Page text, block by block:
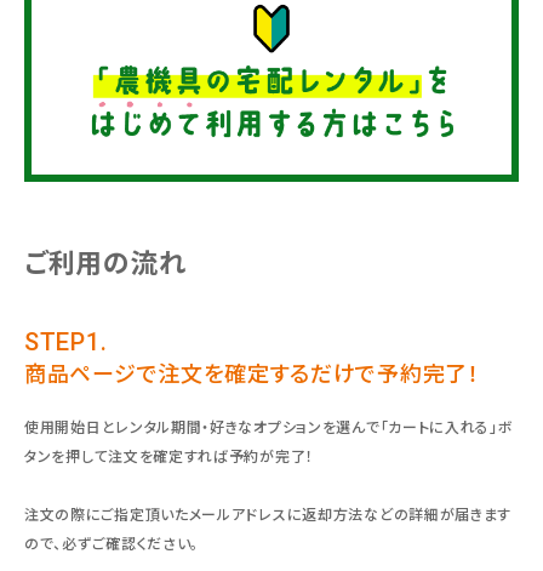
メールでのお問い合わせ
info@agriz.net
FAXでのご注文
ご利用の流れ
STEP1.
商品ページで注文を確定するだけで予約完了！
使用開始日とレンタル期間・好きなオプションを選んで「カートに入れる」ボ
タンを押して注文を確定すれば予約が完了！
注文の際にご指定頂いたメールアドレスに返却方法などの詳細が届きます
ので、必ずご確認ください。